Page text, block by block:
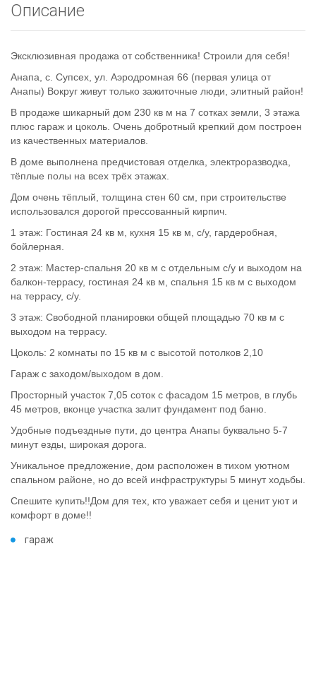
Описание
Эксклюзивная продажа от собственника! Строили для себя!
Анапа, с. Супсех, ул. Аэродромная 66 (первая улица от
Анапы) Вокруг живут только зажиточные люди, элитный район!
В продаже шикарный дом 230 кв м на 7 сотках земли, 3 этажа
плюс гараж и цоколь. Очень добротный крепкий дом построен
из качественных материалов.
В доме выполнена предчистовая отделка, электроразводка,
тёплые полы на всех трёх этажах.
Дом очень тёплый, толщина стен 60 см, при строительстве
использовался дорогой прессованный кирпич.
1 этаж: Гостиная 24 кв м, кухня 15 кв м, с/у, гардеробная,
бойлерная.
2 этаж: Мастер-спальня 20 кв м с отдельным с/у и выходом на
балкон-террасу, гостиная 24 кв м, спальня 15 кв м с выходом
на террасу, с/у.
3 этаж: Свободной планировки общей площадью 70 кв м с
выходом на террасу.
Цоколь: 2 комнаты по 15 кв м с высотой потолков 2,10
Гараж с заходом/выходом в дом.
Просторный участок 7,05 соток с фасадом 15 метров, в глубь
45 метров, вконце участка залит фундамент под баню.
Удобные подъездные пути, до центра Анапы буквально 5-7
минут езды, широкая дорога.
Уникальное предложение, дом расположен в тихом уютном
спальном районе, но до всей инфраструктуры 5 минут ходьбы.
Спешите купить!!Дом для тех, кто уважает себя и ценит уют и
комфорт в доме!!
гараж